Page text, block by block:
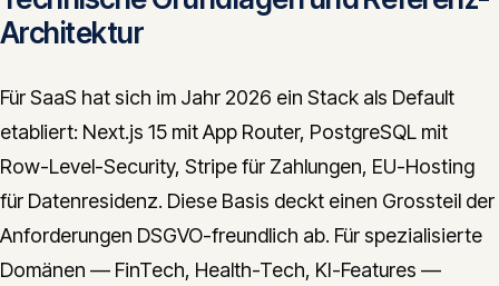
Architektur
Für SaaS hat sich im Jahr 2026 ein Stack als Default
etabliert: Next.js 15 mit App Router, PostgreSQL mit
Row-Level-Security, Stripe für Zahlungen, EU-Hosting
für Datenresidenz. Diese Basis deckt einen Grossteil der
Anforderungen DSGVO-freundlich ab. Für spezialisierte
Domänen — FinTech, Health-Tech, KI-Features —